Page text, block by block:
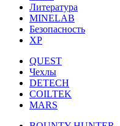
Литература
MINELAB
Безопасность
XP
QUEST
Чехлы
DETECH
COILTEK
MARS